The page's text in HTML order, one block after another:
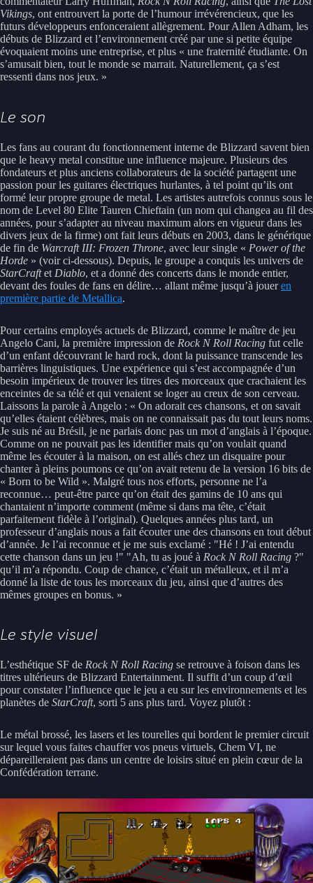
Vikings, ont entrouvert la porte de l’humour irrévérencieux, que les
futurs développeurs enfonceraient allègrement. Pour Allen Adham, les
débuts de Blizzard et l’environnement créé par une si petite équipe
évoquaient moins une entreprise, et plus « une fraternité étudiante. On
s’amusait bien, tout le monde se marrait. Naturellement, ça s’est
ressenti dans nos jeux. »
Le son
Les fans au courant du fonctionnement interne de Blizzard savent bien
que le heavy metal constitue une influence majeure. Plusieurs des
fondateurs et plus anciens collaborateurs de la société partagent une
passion pour les guitares électriques hurlantes, à tel point qu’ils ont
formé leur propre groupe de metal. Les artistes autrefois connus sous le
nom de Level 80 Elite Tauren Chieftain (un nom qui changea au fil des
années, pour s’adapter au niveau maximum alors en vigueur dans les
divers jeux de la firme) ont fait leurs débuts en 2003, dans le générique
de fin de Warcraft III: Frozen Throne, avec leur single « Power of the
Horde » (voir ci-dessous). Depuis, le groupe a conquis les univers de
StarCraftet Diablo, et a donné des concerts dans le monde entier,
devant des foules de fans en délire… allant même jusqu’à joueren
première partie de Metallica.
Pour certains employés actuels de Blizzard, comme le maître de jeu
Angelo Cani, la première impression de Rock N Roll Racing fut celle
d’un enfant découvrant le hard rock, dont la puissance transcende les
barrières linguistiques. Une expérience qui s’est accompagnée d’un
besoin impérieux de trouver les titres des morceaux que crachaient les
enceintes de sa télé et qui venaient se loger au creux de son cerveau.
Laissons la parole à Angelo : « On adorait ces chansons, et on savait
qu’elles étaient célèbres, mais on ne connaissait pas du tout leurs noms.
Je suis né au Brésil, je ne parlais donc pas un mot d’anglais à l’époque.
Comme on ne pouvait pas les identifier mais qu’on voulait quand
même les écouter à la maison, on est allés chez un disquaire pour
chanter à pleins poumons ce qu’on avait retenu de la version 16 bits de
« Born to be Wild ». Malgré tous nos efforts, personne ne l’a
reconnue… peut-être parce qu’on était des gamins de 10 ans qui
chantaient n’importe comment (même si dans ma tête, c’était
parfaitement fidèle à l’original). Quelques années plus tard, un
professeur d’anglais nous a fait écouter une des chansons en tout début
d’année. Je l’ai reconnue et je me suis exclamé : "Hé ! J’ai entendu
cette chanson dans un jeu !" "Ah, tu as joué à Rock N Roll Racing ?"
qu’il m’a répondu. Coup de chance, c’était un métalleux, et il m’a
donné la liste de tous les morceaux du jeu, ainsi que d’autres des
mêmes groupes en bonus. »
Le style visuel
L’esthétique SF de Rock N Roll Racing se retrouve à foison dans les
titres ultérieurs de Blizzard Entertainment. Il suffit d’un coup d’œil
pour constater l’influence que le jeu a eu sur les environnements et les
planètes de StarCraft, sorti 5 ans plus tard. Voyez plutôt :
Le métal brossé, les lasers et les tourelles qui bordent le premier circuit
sur lequel vous faites chauffer vos pneus virtuels, Chem VI, ne
dépareilleraient pas dans un centre de loisirs situé en plein cœur de la
Confédération terrane.